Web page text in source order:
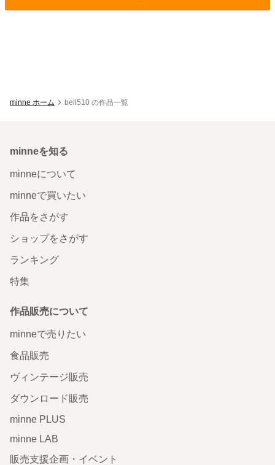
minne ホーム bell510 の作品一覧
minneを知る
minneについて
minneで買いたい
作品をさがす
ショップをさがす
ランキング
特集
作品販売について
minneで売りたい
食品販売
ヴィンテージ販売
ダウンロード販売
minne PLUS
minne LAB
販売支援企画・イベント